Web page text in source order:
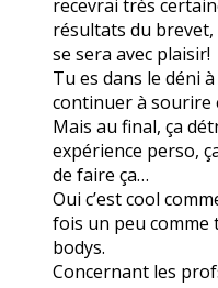
recevrai très
résultats du
se sera avec plaisir!
Tu es dans le déni
continuer à sourire
Mais au final, ça
expérience perso,
de faire ça…
Oui c’est cool
fois un peu
bodys.
Concernant les